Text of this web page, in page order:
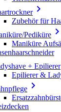

Zubehör für
Pediküre 
Maniküre
+ Epilierer
Epilierer &
